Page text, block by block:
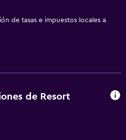
de tasas e impuestos locales a
de Resort